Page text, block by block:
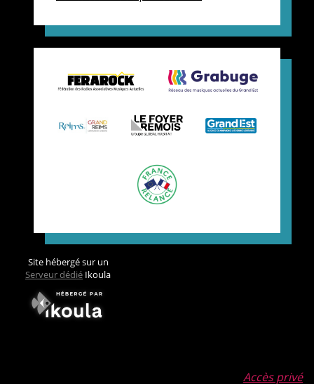
Site hébergé sur un
Serveur dédié Ikoula
Accès privé